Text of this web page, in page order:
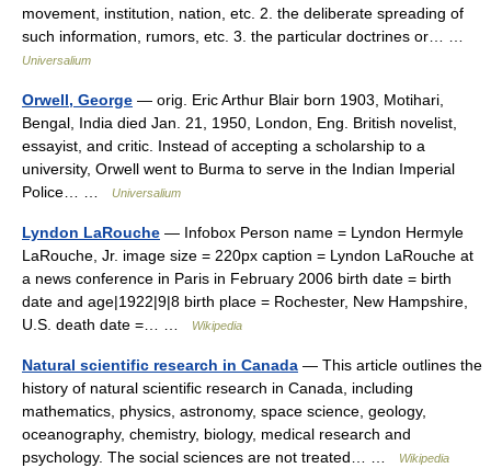
movement, institution, nation, etc. 2. the deliberate spreading of
such information, rumors, etc. 3. the particular doctrines or… …
Universalium
Orwell, George — orig. Eric Arthur Blair born 1903, Motihari,
Bengal, India died Jan. 21, 1950, London, Eng. British novelist,
essayist, and critic. Instead of accepting a scholarship to a
university, Orwell went to Burma to serve in the Indian Imperial
Police… …
Universalium
Lyndon LaRouche — Infobox Person name = Lyndon Hermyle
LaRouche, Jr. image size = 220px caption = Lyndon LaRouche at
a news conference in Paris in February 2006 birth date = birth
date and age|1922|9|8 birth place = Rochester, New Hampshire,
U.S. death date =… …
Wikipedia
Natural scientific research in Canada — This article outlines the
history of natural scientific research in Canada, including
mathematics, physics, astronomy, space science, geology,
oceanography, chemistry, biology, medical research and
psychology. The social sciences are not treated… …
Wikipedia